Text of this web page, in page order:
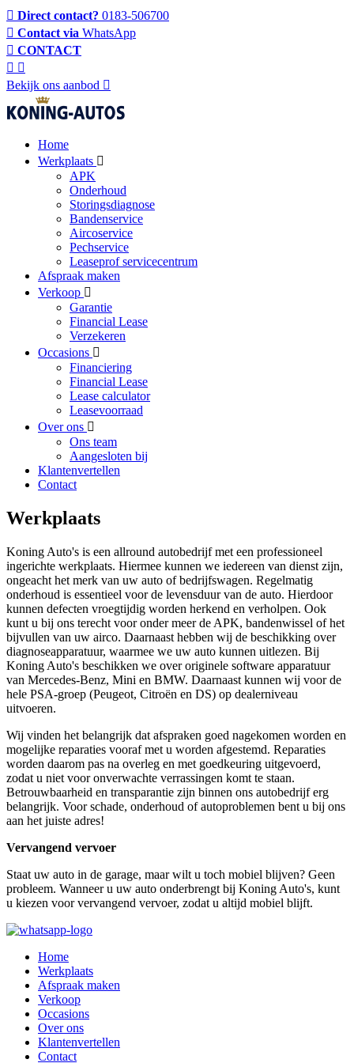
Direct contact? 0183-506700
Contact via WhatsApp
CONTACT
Bekijk ons aanbod
Home
Werkplaats
APK
Onderhoud
Storingsdiagnose
Bandenservice
Aircoservice
Pechservice
Leaseprof servicecentrum
Afspraak maken
Verkoop
Garantie
Financial Lease
Verzekeren
Occasions
Financiering
Financial Lease
Lease calculator
Leasevoorraad
Over ons
Ons team
Aangesloten bij
Klantenvertellen
Contact
Werkplaats
Koning Auto's is een allround autobedrijf met een professioneel
ingerichte werkplaats. Hiermee kunnen we iedereen van dienst zijn,
ongeacht het merk van uw auto of bedrijfswagen. Regelmatig
onderhoud is essentieel voor de levensduur van de auto. Hierdoor
kunnen defecten vroegtijdig worden herkend en verholpen. Ook
kunt u bij ons terecht voor onder meer de APK, bandenwissel of het
bijvullen van uw airco. Daarnaast hebben wij de beschikking over
diagnoseapparatuur, waarmee we uw auto kunnen uitlezen. Bij
Koning Auto's beschikken we over originele software apparatuur
van Mercedes-Benz, Mini en BMW. Daarnaast kunnen wij voor de
hele PSA-groep (Peugeot, Citroën en DS) op dealerniveau
uitvoeren.
Wij vinden het belangrijk dat afspraken goed nagekomen worden en
mogelijke reparaties vooraf met u worden afgestemd. Reparaties
worden daarom pas na overleg en met goedkeuring uitgevoerd,
zodat u niet voor onverwachte verrassingen komt te staan.
Betrouwbaarheid en transparantie zijn binnen ons autobedrijf erg
belangrijk. Voor schade, onderhoud of autoproblemen bent u bij ons
aan het juiste adres!
Vervangend vervoer
Staat uw auto in de garage, maar wilt u toch mobiel blijven? Geen
probleem. Wanneer u uw auto onderbrengt bij Koning Auto's, kunt
u kiezen voor vervangend vervoer, zodat u altijd mobiel blijft.
Home
Werkplaats
Afspraak maken
Verkoop
Occasions
Over ons
Klantenvertellen
Contact